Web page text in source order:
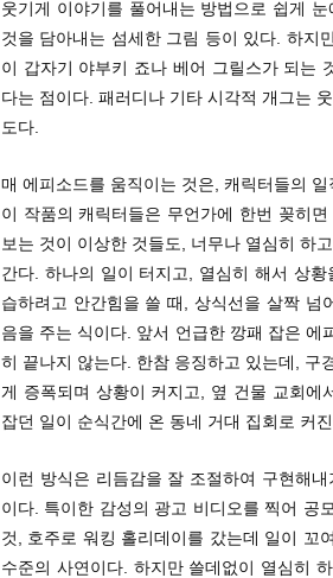
웃기게 이야기를 풀어내는 방법으로 쉽게
것을 담아내는 섬세한 그림 등이 있다. 하지
이 갑자기 야부키 죠나 베어 그릴스가 되는
다는 점이다. 패러디나 기타 시각적 개그는
도다.
매 에피소드를 움직이는 것은, 캐릭터들의
이 작품의 캐릭터들은 무언가에 한번 꽂히
보는 것이 이상한 것들도, 너무나 열심히 하
간다. 하나의 일이 터지고, 열심히 해서 상
습하려고 안간힘을 쓸 때, 상식선을 살짝 넘
음을 주는 식이다. 앞서 언급한 깡패 잡은
히 끝나지 않는다. 한참 응징하고 있는데, 구
게 증폭되며 상황이 커지고, 옆 건물 교회에
잡던 일이 순식간에 온 동네 거대 집회로 커진
이런 방식은 리듬감을 잘 조절하여 구현해
이다. 특이한 감성의 광고 비디오를 찍어 공
것, 호주로 워킹 홀리데이를 갔는데 일이 꼬
수준의 사연이다. 하지만 쓸데없이 열심히